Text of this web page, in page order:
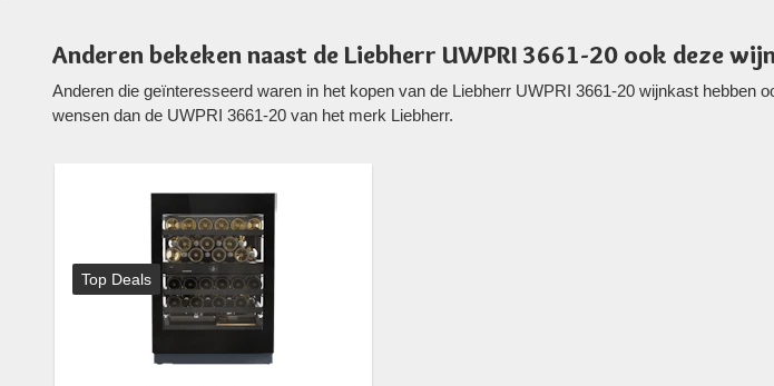
Anderen bekeken naast de Liebherr UWPRI 3661-20 ook deze
Anderen die geïnteresseerd waren in het kopen van de Liebherr UWPRI 3661-20 wijnkast
wensen dan de UWPRI 3661-20 van het merk Liebherr.
Top Deals